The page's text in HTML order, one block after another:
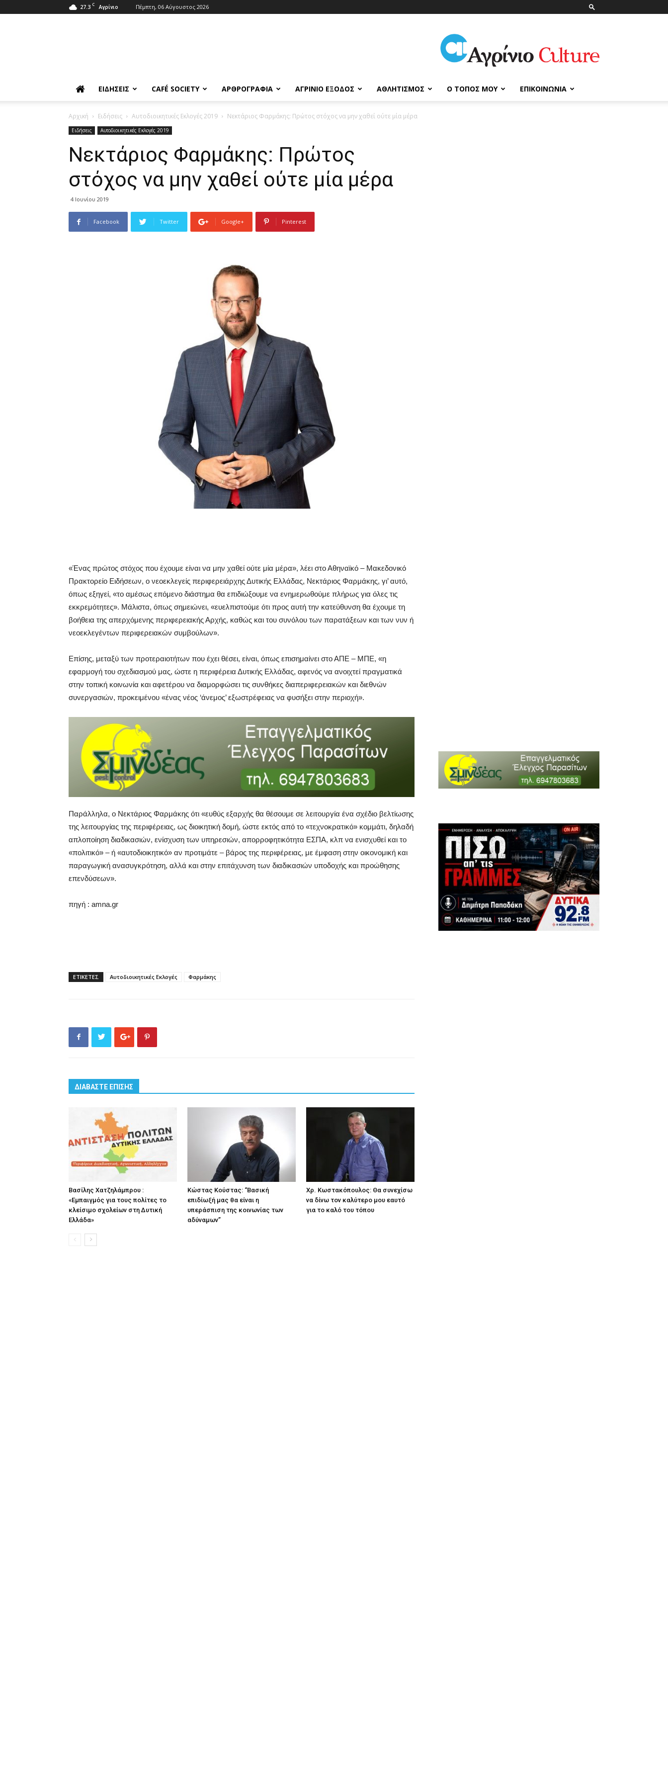
27.3 C Αγρίνιο Πέμπτη, 06 Αύγουστος 2026
ΑγρίνιοCulture
ΕΙΔΉΣΕΙΣ CAFÉ SOCIETY ΑΡΘΡΟΓΡΑΦΊΑ ΑΓΡΊΝΙΟ ΈΞΟΔΟΣ ΑΘΛΗΤΙΣΜΌΣ Ο ΤΌΠΟΣ ΜΟΥ ΕΠΙΚΟΙΝΩΝΊΑ
Αρχική Ειδήσεις Αυτοδιοικητικές Εκλογές 2019 Νεκτάριος Φαρμάκης: Πρώτος στόχος να μην χαθεί ούτε μία μέρα
Ειδήσεις Αυτοδιοικητικές Εκλογές 2019
Νεκτάριος Φαρμάκης: Πρώτος
στόχος να μην χαθεί ούτε μία μέρα
4 Ιουνίου 2019
Facebook Twitter Google+ Pinterest
«Ένας πρώτος στόχος που έχουμε είναι να μην χαθεί ούτε μία μέρα», λέει στο Αθηναϊκό – Μακεδονικό
Πρακτορείο Ειδήσεων, ο νεοεκλεγείς περιφερειάρχης Δυτικής Ελλάδας, Νεκτάριος Φαρμάκης, γι’ αυτό,
όπως εξηγεί, «το αμέσως επόμενο διάστημα θα επιδιώξουμε να ενημερωθούμε πλήρως για όλες τις
εκκρεμότητες». Μάλιστα, όπως σημειώνει, «ευελπιστούμε ότι προς αυτή την κατεύθυνση θα έχουμε τη
βοήθεια της απερχόμενης περιφερειακής Αρχής, καθώς και του συνόλου των παρατάξεων και των νυν ή
νεοεκλεγέντων περιφερειακών συμβούλων».
Επίσης, μεταξύ των προτεραιοτήτων που έχει θέσει, είναι, όπως επισημαίνει στο ΑΠΕ – ΜΠΕ, «η
εφαρμογή του σχεδιασμού μας, ώστε η περιφέρεια Δυτικής Ελλάδας, αφενός να ανοιχτεί πραγματικά
στην τοπική κοινωνία και αφετέρου να διαμορφώσει τις συνθήκες διαπεριφερειακών και διεθνών
συνεργασιών, προκειμένου «ένας νέος ‘άνεμος’ εξωστρέφειας να φυσήξει στην περιοχή».
Παράλληλα, ο Νεκτάριος Φαρμάκης ότι «ευθύς εξαρχής θα θέσουμε σε λειτουργία ένα σχέδιο βελτίωσης
της λειτουργίας της περιφέρειας, ως διοικητική δομή, ώστε εκτός από το «τεχνοκρατικό» κομμάτι, δηλαδή
απλοποίηση διαδικασιών, ενίσχυση των υπηρεσιών, απορροφητικότητα ΕΣΠΑ, κλπ να ενισχυθεί και το
«πολιτικό» – ή «αυτοδιοικητικό» αν προτιμάτε – βάρος της περιφέρειας, με έμφαση στην οικονομική και
παραγωγική ανασυγκρότηση, αλλά και στην επιτάχυνση των διαδικασιών υποδοχής και προώθησης
επενδύσεων».
πηγή : amna.gr
ΕΤΙΚΕΤΕΣ Αυτοδιοικητικές Εκλογές Φαρμάκης
ΔΙΑΒΑΣΤΕ ΕΠΙΣΗΣ
Βασίλης Χατζηλάμπρου :
«Εμπαιγμός για τους πολίτες το
κλείσιμο σχολείων στη Δυτική
Ελλάδα»
Κώστας Κούστας: “Βασική
επιδίωξή μας θα είναι η
υπεράσπιση της κοινωνίας των
αδύναμων”
Χρ. Κωστακόπουλος: Θα συνεχίσω
να δίνω τον καλύτερο μου εαυτό
για το καλό του τόπου